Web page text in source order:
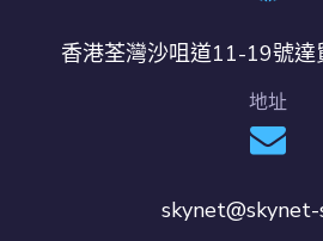
香港荃灣沙咀道11-19號
地址
skynet@skynet-